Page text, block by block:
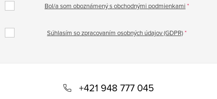
Bol/a som oboznámený s obchodnými podmienkami
Súhlasím so zpracovaním osobných údajov (GDPR)
+421 948 777 045